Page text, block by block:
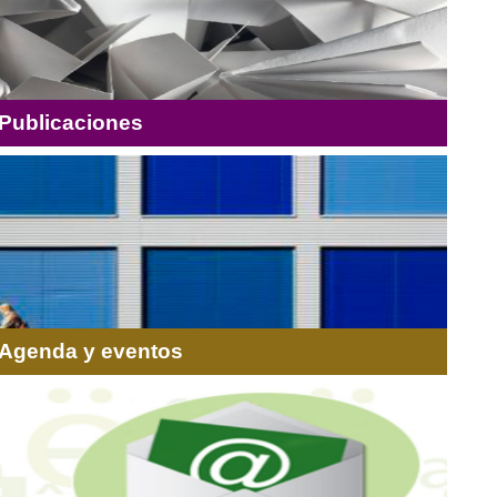
Publicaciones
Agenda y eventos